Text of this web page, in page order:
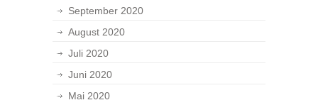
September 2020
August 2020
Juli 2020
Juni 2020
Mai 2020